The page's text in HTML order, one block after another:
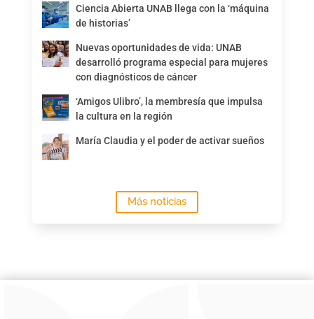
Ciencia Abierta UNAB llega con la ‘máquina
de historias’
Nuevas oportunidades de vida: UNAB
desarrolló programa especial para mujeres
con diagnósticos de cáncer
‘Amigos Ulibro’, la membresía que impulsa
la cultura en la región
María Claudia y el poder de activar sueños
Más noticias